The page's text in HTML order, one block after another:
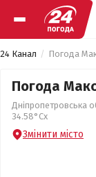
24 Канал Погода
Погода
Дніпропетровська
34.58°Сх
Змінити місто